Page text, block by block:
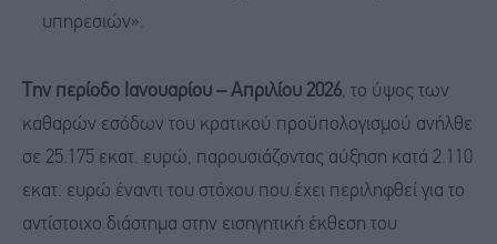
υπηρεσιών».
Την περίοδο Ιανουαρίου – Απριλίου 2026, το ύψος των
καθαρών εσόδων του κρατικού προϋπολογισμού ανήλθε
σε 25.175 εκατ. ευρώ, παρουσιάζοντας αύξηση κατά 2.110
εκατ. ευρώ έναντι του στόχου που έχει περιληφθεί για το
αντίστοιχο διάστημα στην εισηγητική έκθεση του